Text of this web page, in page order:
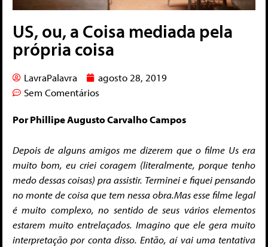
US, ou, a Coisa mediada pela
própria coisa
LavraPalavra
agosto 28, 2019
Sem Comentários
Por Phillipe Augusto Carvalho Campos
Depois de alguns amigos me dizerem que o filme Us era
muito bom, eu criei coragem (literalmente, porque tenho
medo dessas coisas) pra assistir. Terminei e fiquei pensando
no monte de coisa que tem nessa obra.Mas esse filme legal
é muito complexo, no sentido de seus vários elementos
estarem muito entrelaçados. Imagino que ele gera muito
interpretação por conta disso. Então, aí vai uma tentativa